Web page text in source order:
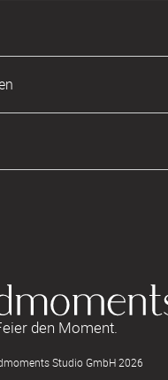
den Moment.
Studio GmbH 2026